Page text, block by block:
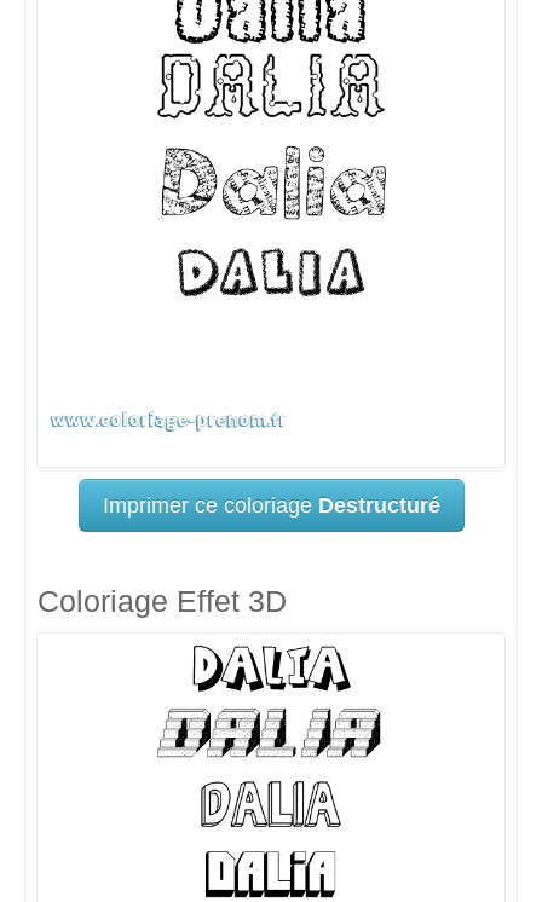
Imprimer ce coloriage Destructuré
Coloriage Effet 3D